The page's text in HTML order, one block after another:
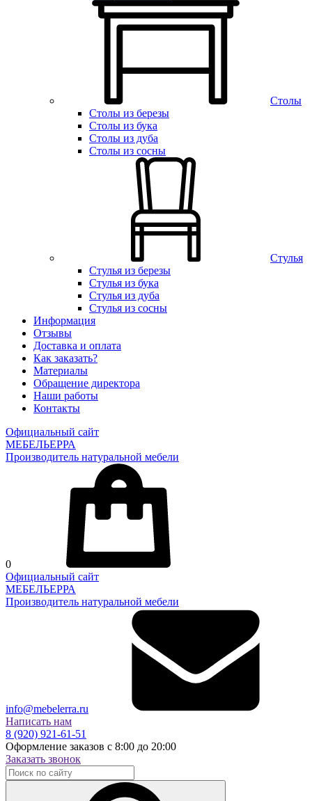
Столы
Столы из березы
Столы из бука
Столы из дуба
Столы из сосны
Стулья
Стулья из березы
Стулья из бука
Стулья из дуба
Стулья из сосны
Информация
Отзывы
Доставка и оплата
Как заказать?
Материалы
Обращение директора
Наши работы
Контакты
Официальный сайт
МЕБЕЛЬЕРРА
Производитель натуральной мебели
0
Официальный сайт
МЕБЕЛЬЕРРА
Производитель натуральной мебели
info@mebelerra.ru
Написать нам
8 (920) 921-61-51
Оформление заказов с 8:00 до 20:00
Заказать звонок